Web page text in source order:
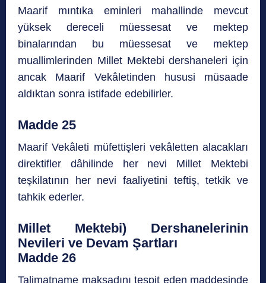
Maarif mıntıka eminleri mahallinde mevcut
yüksek dereceli müessesat ve mektep
binalarından bu müessesat ve mektep
muallimlerinden Millet Mektebi dershaneleri için
ancak Maarif Vekâletinden hususi müsaade
aldıktan sonra istifade edebilirler.
Madde 25
Maarif Vekâleti müfettişleri vekâletten alacakları
direktifler dâhilinde her nevi Millet Mektebi
teşkilatının her nevi faaliyetini teftiş, tetkik ve
tahkik ederler.
Millet Mektebi) Dershanelerinin
Nevileri ve Devam Şartları
Madde 26
Talimatname maksadını tespit eden maddesinde